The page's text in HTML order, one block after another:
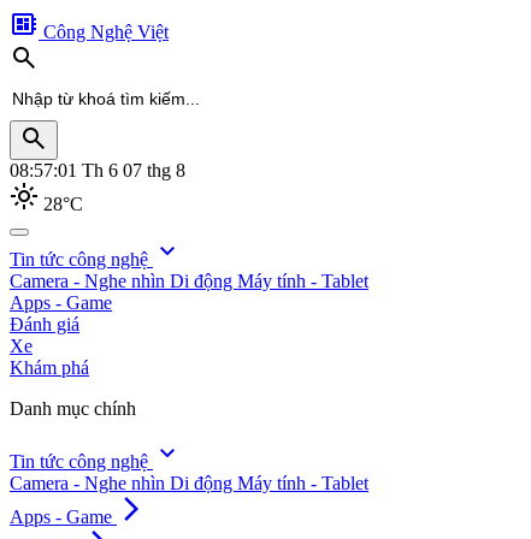
developer_board Công Nghệ Việt
search
search
08:57:04 Th 6 07 thg 8
light_mode 28°C
search
Tin tức công nghệ expand_more
Camera - Nghe nhìn Di động Máy tính - Tablet
Apps - Game
Đánh giá
Xe
Khám phá
Danh mục chính
Tin tức công nghệ expand_more
Camera - Nghe nhìn Di động Máy tính - Tablet
Apps - Game arrow_forward_ios